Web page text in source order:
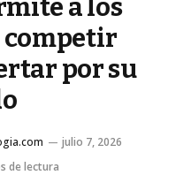
a los
competir
por su
julio 7, 2026
de lectura